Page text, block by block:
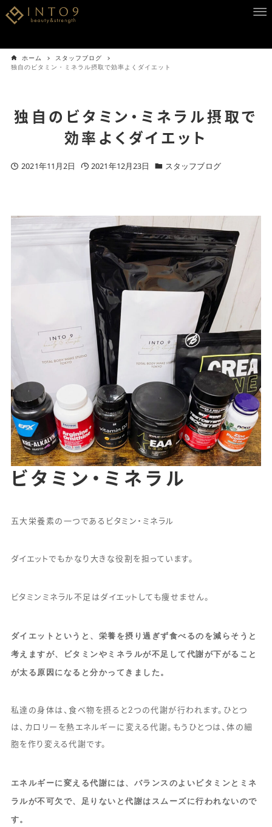
ホーム
スタッフブログ
独自のビタミン・ミネラル摂取で効率よくダイエット
独自のビタミン・ミネラル摂取で
効率よくダイエット
2021年11月2日 2021年12月23日 スタッフブログ
ビタミン・ミネラル
五大栄養素の一つであるビタミン・ミネラル
ダイエットでもかなり大きな役割を担っています。
ビタミンミネラル不足はダイエットしても痩せません。
ダイエットというと、栄養を摂り過ぎず食べるのを減らそうと
考えますが、ビタミンやミネラルが不足して代謝が下がること
が太る原因になると分かってきました。
私達の身体は、食べ物を摂ると2つの代謝が行われます。ひとつ
は、カロリーを熱エネルギーに変える代謝。もうひとつは、体の細
胞を作り変える代謝です。
エネルギーに変える代謝には、バランスのよいビタミンとミネ
ラルが不可欠で、足りないと代謝はスムーズに行われないので
す。